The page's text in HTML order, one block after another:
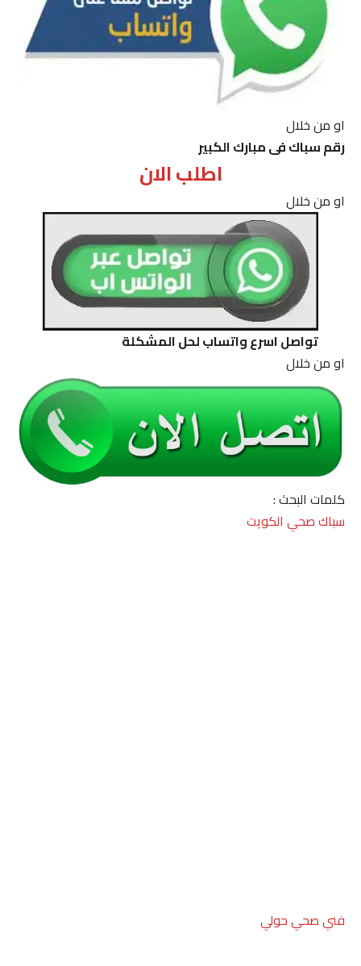
او من خلال
رقم سباك فى مبارك الكبير
اطلب الان
او من خلال
تواصل اسرع واتساب لحل المشكلة
او من خلال
كلمات البحث :
سباك صحي الكويت
فني صحي حولي